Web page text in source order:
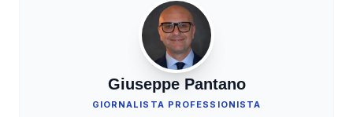
Giuseppe Pantano
GIORNALISTA PROFESSIONISTA